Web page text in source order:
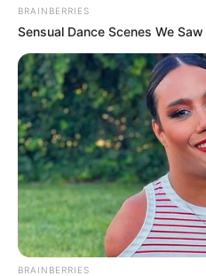
The Adorable Model For
Remake
BRAINBERRIES
Sensual Dance Scenes We
BRAINBERRIES